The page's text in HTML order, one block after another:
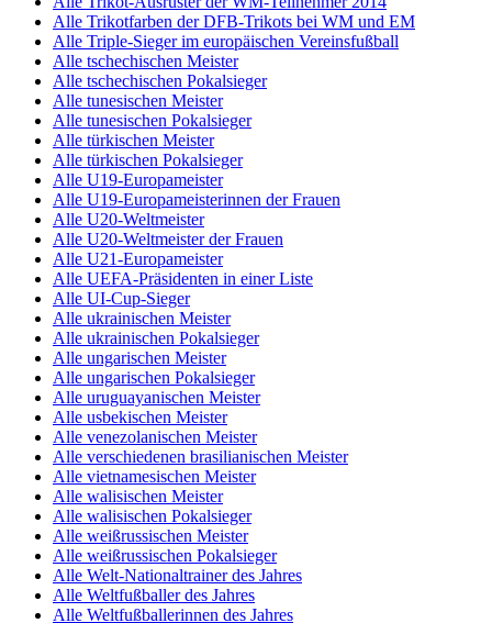
Alle Trikotfarben der DFB-Trikots bei WM und EM
Alle Triple-Sieger im europäischen Vereinsfußball
Alle tschechischen Meister
Alle tschechischen Pokalsieger
Alle tunesischen Meister
Alle tunesischen Pokalsieger
Alle türkischen Meister
Alle türkischen Pokalsieger
Alle U19-Europameister
Alle U19-Europameisterinnen der Frauen
Alle U20-Weltmeister
Alle U20-Weltmeister der Frauen
Alle U21-Europameister
Alle UEFA-Präsidenten in einer Liste
Alle UI-Cup-Sieger
Alle ukrainischen Meister
Alle ukrainischen Pokalsieger
Alle ungarischen Meister
Alle ungarischen Pokalsieger
Alle uruguayanischen Meister
Alle usbekischen Meister
Alle venezolanischen Meister
Alle verschiedenen brasilianischen Meister
Alle vietnamesischen Meister
Alle walisischen Meister
Alle walisischen Pokalsieger
Alle weißrussischen Meister
Alle weißrussischen Pokalsieger
Alle Welt-Nationaltrainer des Jahres
Alle Weltfußballer des Jahres
Alle Weltfußballerinnen des Jahres